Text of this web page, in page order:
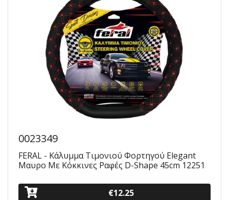
0023349
FERAL - Κάλυμμα Τιμονιού Φορτηγού Elegant
Μαυρο Με Κόκκινες Ραφές D-Shape 45cm 12251
€12.25